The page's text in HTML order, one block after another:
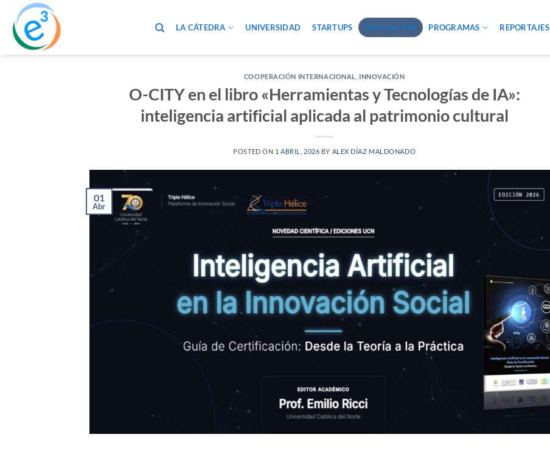
Saltar
contenido
LA CÁTEDRA UNIVERSIDAD STARTUPS INNOVACIÓN PROGRAMAS REPORTAJES
COOPERACIÓN INTERNACIONAL INNOVACIÓN
O-CITY en el libro «Herramientas y Tecnologías de IA»:
inteligencia artificial aplicada al patrimonio cultural
POSTED ON 1 ABRIL, 2026 BY ALEX DÍAZ MALDONADO
01
Abr